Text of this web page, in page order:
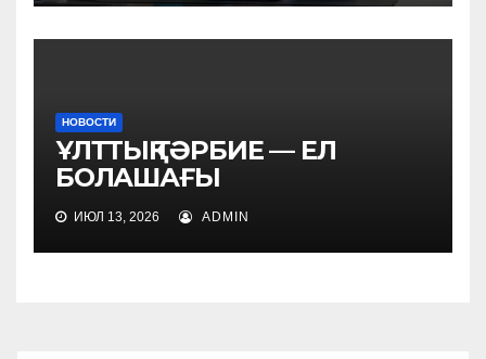
НОВОСТИ
ҰЛТТЫҚ ТӘРБИЕ — ЕЛ
БОЛАШАҒЫ
ИЮЛ 13, 2026 ADMIN